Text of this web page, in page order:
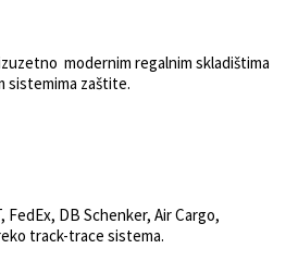
modernim regalnim skladištima
sistemima zaštite.
DB Schenker, Air Cargo,
track-trace sistema.